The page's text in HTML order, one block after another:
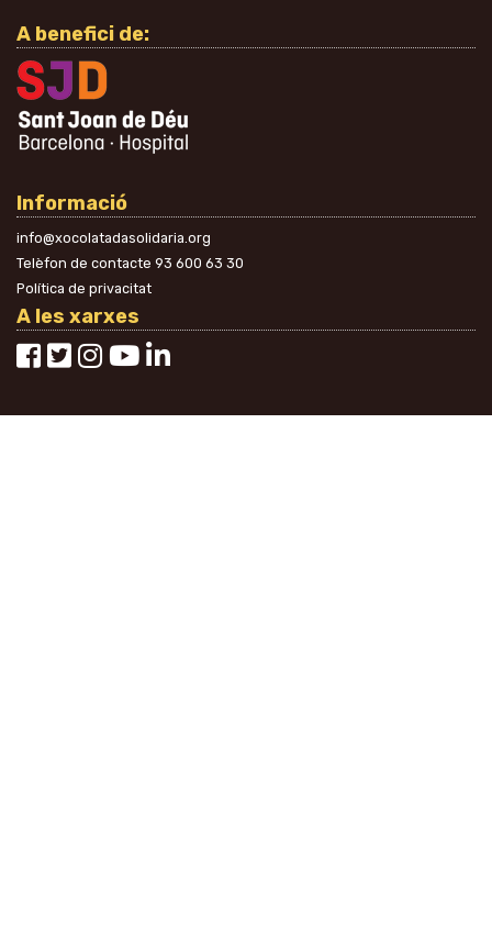
A benefici de:
Informació
info@xocolatadasolidaria.org
Telèfon de contacte 93 600 63 30
Política de privacitat
A les xarxes